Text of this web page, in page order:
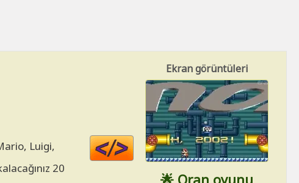
Ekran görüntüleri
🌟 Oran oyunu
Code
HTML
Luigi,
20